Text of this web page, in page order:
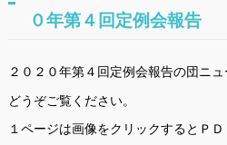
０年第４回定例会報告
２０２０年第４回定例会報告の団ニュ
どうぞご覧ください。
１ページは画像をクリックするとＰＤ